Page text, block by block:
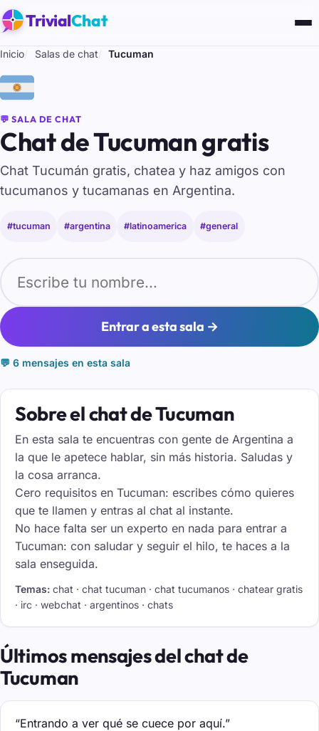
TrivialChat
Inicio Salas de chat Tucuman
🇦🇷
💬 SALA DE CHAT
Chat de Tucuman gratis
Chat Tucumán gratis, chatea y haz amigos con
tucumanos y tucamanas en Argentina.
#tucuman #argentina #latinoamerica #general
Entrar a esta sala →
💬 6 mensajes en esta sala
Sobre el chat de Tucuman
En esta sala te encuentras con gente de Argentina a
la que le apetece hablar, sin más historia. Saludas y
la cosa arranca.
Cero requisitos en Tucuman: escribes cómo quieres
que te llamen y entras al chat al instante.
No hace falta ser un experto en nada para entrar a
Tucuman: con saludar y seguir el hilo, te haces a la
sala enseguida.
Temas: chat · chat tucuman · chat tucumanos · chatear gratis
· irc · webchat · argentinos · chats
Últimos mensajes del chat de
Tucuman
“Entrando a ver qué se cuece por aquí.”